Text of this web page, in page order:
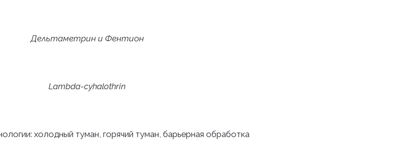
Дельтаметрин и Фентион
Lambda-cyhalothrin
холодный туман, горячий туман, барьерная обработка